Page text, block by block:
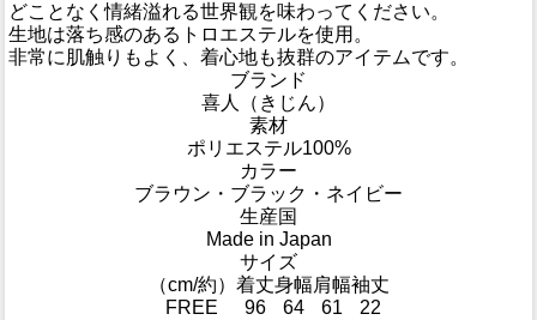
どことなく情緒溢れる世界観を味わってください。
生地は落ち感のあるトロエステルを使用。
非常に肌触りもよく、着心地も抜群のアイテムです。
ブランド
喜人（きじん）
素材
ポリエステル100%
カラー
ブラウン・ブラック・ネイビー
生産国
Made in Japan
サイズ
（cm/約） 着丈身幅肩幅袖丈
FREE
96 64 61 22